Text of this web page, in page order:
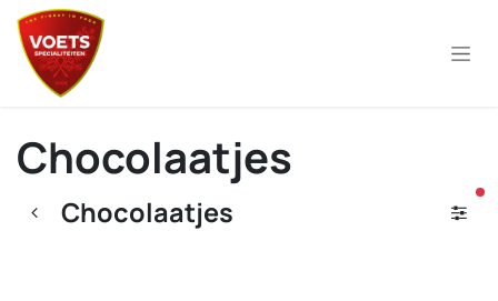
Overslaan naar inhoud
Chocolaatjes
Chocolaatjes